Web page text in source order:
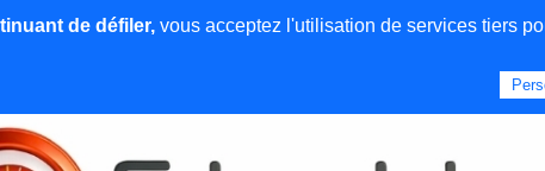
News et articles Emploi
de défiler,vous acceptez l'utilisation de services tiers